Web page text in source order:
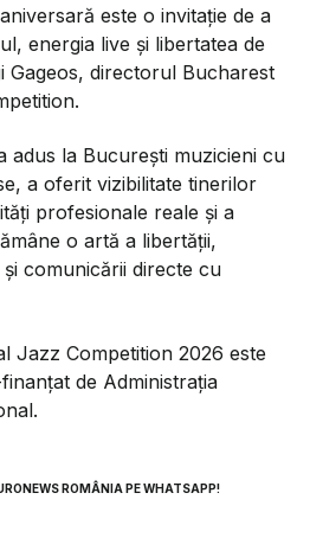
este o invitație de a
energia live și libertatea de
Gageos, directorul Bucharest
adus la București muzicieni cu
a oferit vizibilitate tinerilor
profesionale reale și a
o artă a libertății,
comunicării directe cu
Jazz Competition 2026 este
de Administrația
ROMÂNIA PE WHATSAPP!